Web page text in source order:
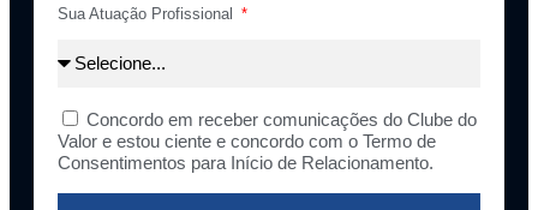
Sua Atuação Profissional
Concordo em receber comunicações do Clube do
Valor e estou ciente e concordo com o Termo de
Consentimentos para Início de Relacionamento.